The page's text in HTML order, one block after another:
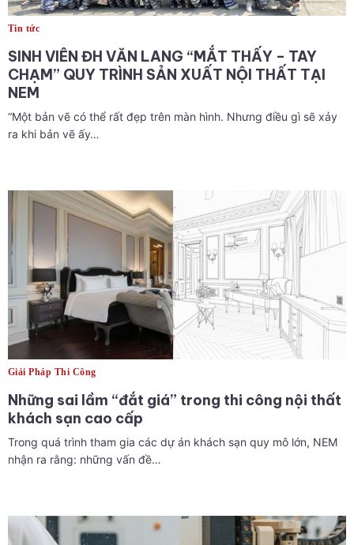
Tin tức
SINH VIÊN ĐH VĂN LANG “MẮT THẤY – TAY
CHẠM” QUY TRÌNH SẢN XUẤT NỘI THẤT TẠI
NEM
“Một bản vẽ có thể rất đẹp trên màn hình. Nhưng điều gì sẽ xảy
ra khi bản vẽ ấy…
Giải Pháp Thi Công
Những sai lầm “đắt giá” trong thi công nội thất
khách sạn cao cấp
Trong quá trình tham gia các dự án khách sạn quy mô lớn, NEM
nhận ra rằng: những vấn đề…